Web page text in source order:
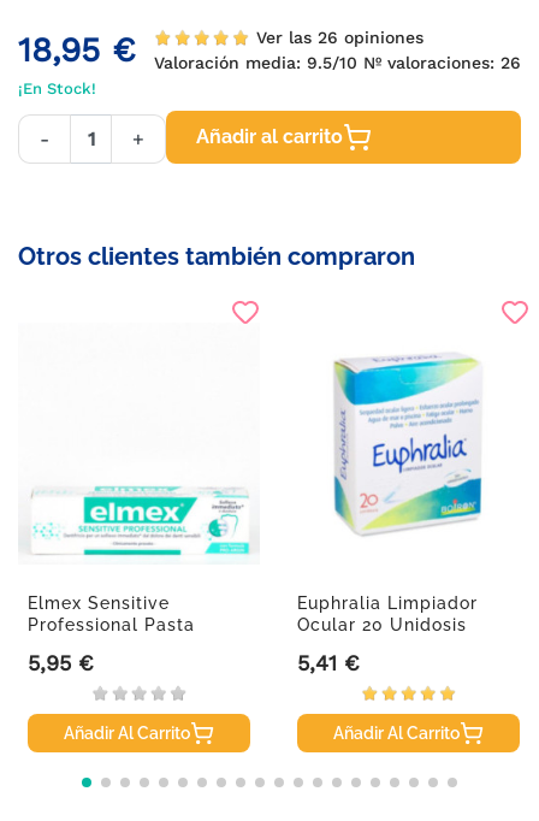
18,95 €
Ver las 26 opiniones
Valoración media: 9.5/10 Nº valoraciones:26
¡En Stock!
- + Añadir al carrito
Otros clientes también compraron
Elmex Sensitive
Professional Pasta
Precio
5,95 €
Añadir Al Carrito
Euphralia Limpiador
Ocular 20 Unidosis
Precio
5,41 €
Añadir Al Carrito